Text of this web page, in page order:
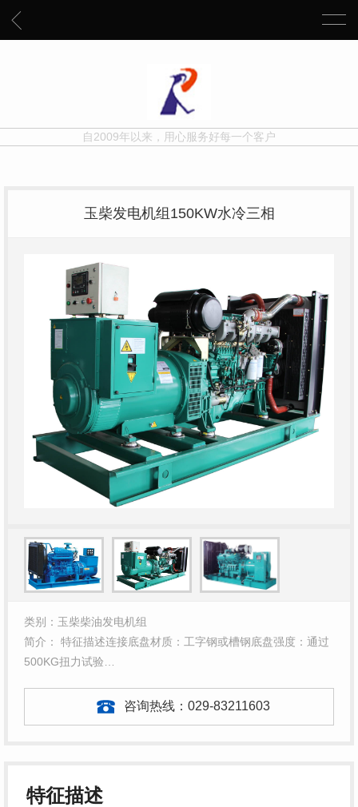
自2009年以来，用心服务好每一个客户
玉柴发电机组150KW水冷三相
类别：玉柴柴油发电机组
简介： 特征描述连接底盘材质：工字钢或槽钢底盘强度：通过
500KG扭力试验…
咨询热线： 029-83211603
特征描述